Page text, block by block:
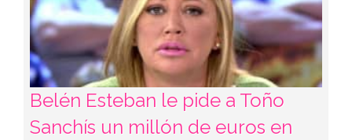
Belén Esteban le pide a Toño
Sanchís un millón de euros en